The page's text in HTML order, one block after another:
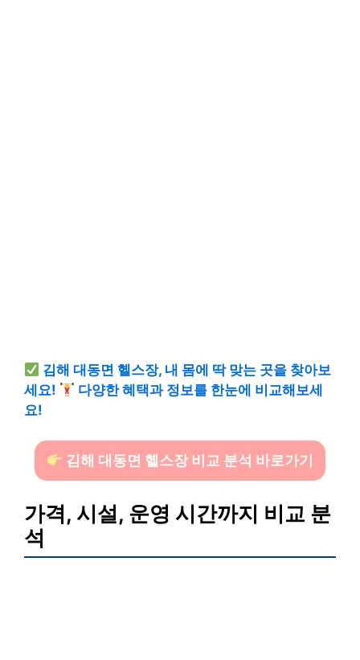
김해 대동면 헬스장, 내 몸에 딱 맞는 곳을 찾아보
세요!
다양한 혜택과 정보를 한눈에 비교해보세
요!
김해 대동면 헬스장 비교 분석 바로가기
가격, 시설, 운영 시간까지 비교 분
석